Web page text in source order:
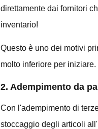
direttamente dai fornitori
inventario!
Questo è uno dei motivi
molto inferiore per
2. Adempimento da
Con l'adempimento di
stoccaggio degli articoli